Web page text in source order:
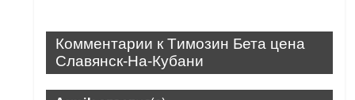
Комментарии к Tимозин Бета цена
Славянск-На-Кубани